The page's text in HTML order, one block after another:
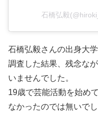
石橋弘毅
石橋弘毅さんの出身大
調査した結果、残念な
いませんでした。
19歳で芸能活動を始め
なかったのでは無いでし